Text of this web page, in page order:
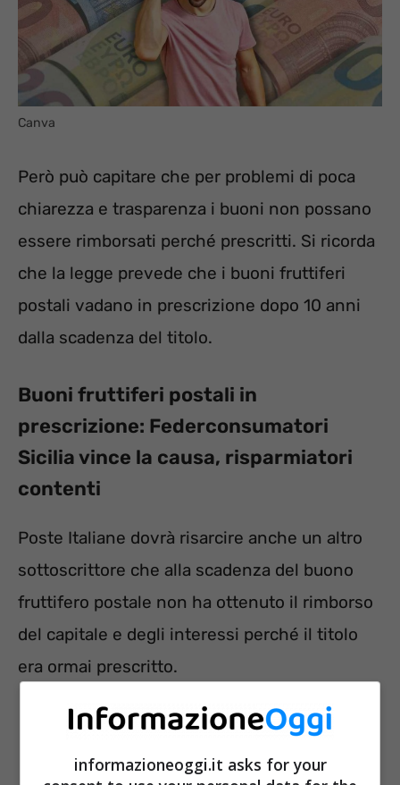
Canva
Però può capitare che per problemi di poca
chiarezza e trasparenza i buoni non possano
essere rimborsati perché prescritti. Si ricorda
che la legge prevede che i buoni fruttiferi
postali vadano in prescrizione dopo 10 anni
dalla scadenza del titolo.
Buoni fruttiferi postali in
prescrizione: Federconsumatori
Sicilia vince la causa, risparmiatori
contenti
Poste Italiane dovrà risarcire anche un altro
sottoscrittore che alla scadenza del buono
fruttifero postale non ha ottenuto il rimborso
del capitale e degli interessi perché il titolo
era ormai prescritto.
informazioneoggi.it asks for your